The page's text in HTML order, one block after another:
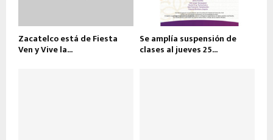
Zacatelco está de Fiesta
Ven y Vive la...
Se amplía suspensión de
clases al jueves 25...